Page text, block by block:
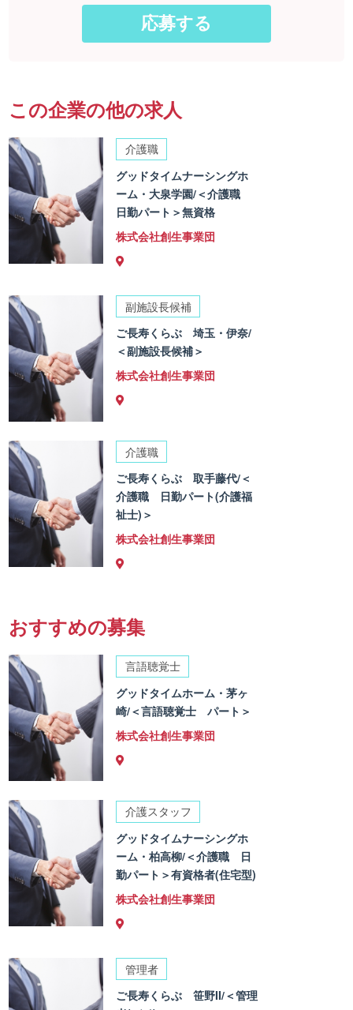
この企業の他の求人
介護職
グッドタイムナーシングホ
ーム・大泉学園/＜介護職
日勤パート＞無資格
株式会社創生事業団
副施設長候補
ご長寿くらぶ 埼玉・伊奈/
＜副施設長候補＞
株式会社創生事業団
介護職
ご長寿くらぶ 取手藤代/＜
介護職 日勤パート(介護福
祉士)＞
株式会社創生事業団
おすすめの募集
言語聴覚士
グッドタイムホーム・茅ヶ
崎/＜言語聴覚士 パート＞
株式会社創生事業団
介護スタッフ
グッドタイムナーシングホ
ーム・柏高柳/＜介護職 日
勤パート＞有資格者(住宅型)
株式会社創生事業団
管理者
ご長寿くらぶ 笹野II/＜管理